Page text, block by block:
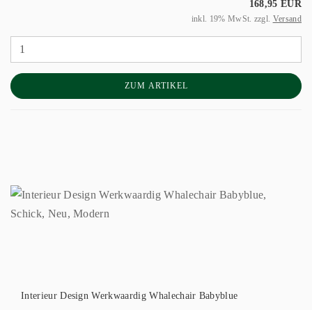
168,95 EUR
inkl. 19% MwSt. zzgl. Versand
ZUM ARTIKEL
Interieur Design Werkwaardig Whalechair Babyblue